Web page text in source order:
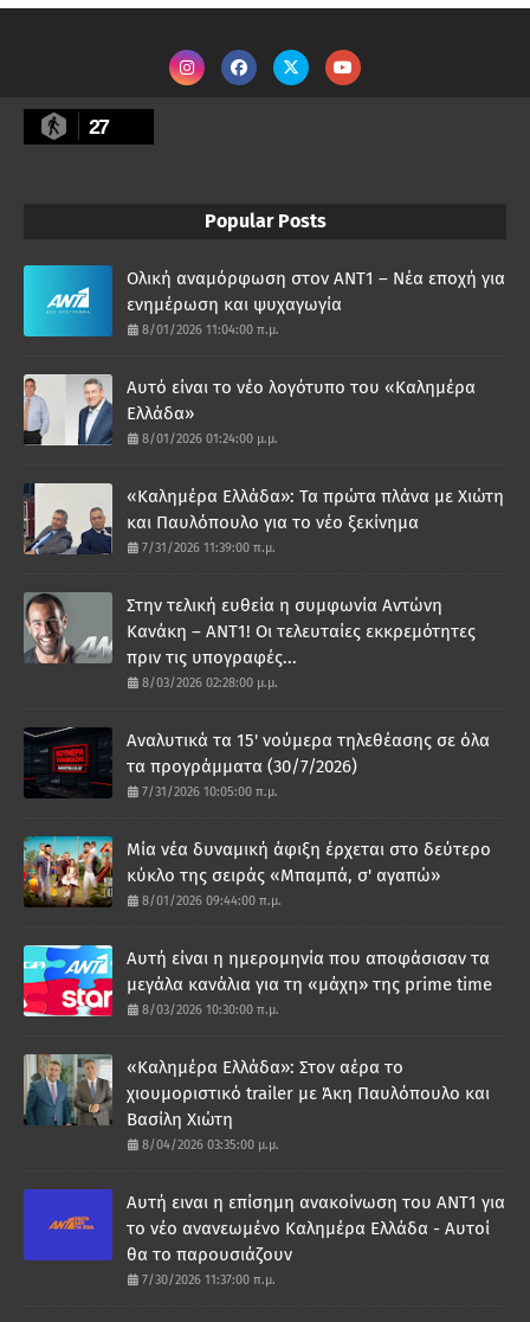
27
Popular Posts
Ολική αναμόρφωση στον ΑΝΤ1 – Νέα εποχή για
ενημέρωση και ψυχαγωγία
8/01/2026 11:04:00 π.μ.
Αυτό είναι το νέο λογότυπο του «Καλημέρα
Ελλάδα»
8/01/2026 01:24:00 μ.μ.
«Καλημέρα Ελλάδα»: Τα πρώτα πλάνα με Χιώτη
και Παυλόπουλο για το νέο ξεκίνημα
7/31/2026 11:39:00 π.μ.
Στην τελική ευθεία η συμφωνία Αντώνη
Κανάκη – ΑΝΤ1! Οι τελευταίες εκκρεμότητες
πριν τις υπογραφές...
8/03/2026 02:28:00 μ.μ.
Αναλυτικά τα 15' νούμερα τηλεθέασης σε όλα
τα προγράμματα (30/7/2026)
7/31/2026 10:05:00 π.μ.
Μία νέα δυναμική άφιξη έρχεται στο δεύτερο
κύκλο της σειράς «Μπαμπά, σ' αγαπώ»
8/01/2026 09:44:00 π.μ.
Αυτή είναι η ημερομηνία που αποφάσισαν τα
μεγάλα κανάλια για τη «μάχη» της prime time
8/03/2026 10:30:00 π.μ.
«Καλημέρα Ελλάδα»: Στον αέρα το
χιουμοριστικό trailer με Άκη Παυλόπουλο και
Βασίλη Χιώτη
8/04/2026 03:35:00 μ.μ.
Αυτή ειναι η επίσημη ανακοίνωση του ΑΝΤ1 για
το νέο ανανεωμένο Καλημέρα Ελλάδα - Αυτοί
θα το παρουσιάζουν
7/30/2026 11:37:00 π.μ.